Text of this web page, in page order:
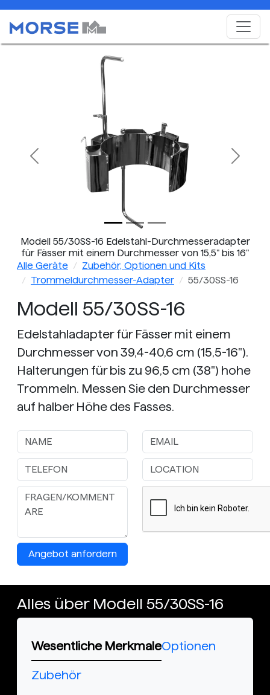
Modell 55/30SS-16 Edelstahl-Durchmesseradapter
für Fässer mit einem Durchmesser von 15,5" bis 16"
(39,4 bis 40,6 cm)
Previous Next
Alle Geräte
Zubehör, Optionen und Kits
Trommeldurchmesser-Adapter
55/30SS-16
Modell 55/30SS-16
Edelstahladapter für Fässer mit einem
Durchmesser von 39,4-40,6 cm (15,5-16").
Halterungen für bis zu 96,5 cm (38") hohe
Trommeln. Messen Sie den Durchmesser
auf halber Höhe des Fasses.
Angebot anfordern
Alles über Modell 55/30SS-16
Wesentliche MerkmaleOptionen
Zubehör